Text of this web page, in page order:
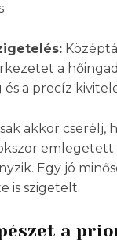
a
a precíz
akkor cserélj,
Egy jó
is szigetelt.
a